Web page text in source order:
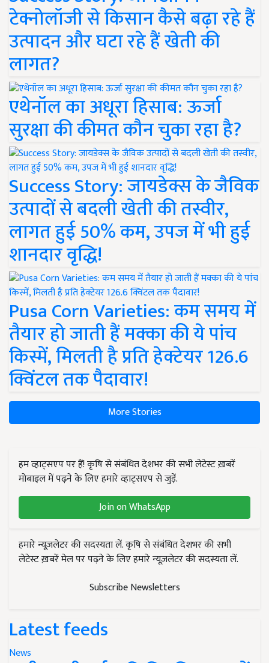
टेक्नोलॉजी से किसान कैसे बढ़ा रहे हैं
उत्पादन और घटा रहे हैं खेती की
लागत?
एथेनॉल का अधूरा हिसाब: ऊर्जा
सुरक्षा की कीमत कौन चुका रहा है?
Success Story: जायडेक्स के जैविक
उत्पादों से बदली खेती की तस्वीर,
लागत हुई 50% कम, उपज में भी हुई
शानदार वृद्धि!
Pusa Corn Varieties: कम समय में
तैयार हो जाती हैं मक्का की ये पांच
किस्में, मिलती है प्रति हेक्टेयर 126.6
क्विंटल तक पैदावार!
More Stories
हम व्हाट्सएप पर हैं! कृषि से संबंधित देशभर की सभी लेटेस्ट ख़बरें
मोबाइल में पढ़ने के लिए हमारे व्हाट्सएप से जुड़ें.
Join on WhatsApp
हमारे न्यूज़लेटर की सदस्यता लें. कृषि से संबंधित देशभर की सभी
लेटेस्ट ख़बरें मेल पर पढ़ने के लिए हमारे न्यूज़लेटर की सदस्यता लें.
Subscribe Newsletters
Latest feeds
News